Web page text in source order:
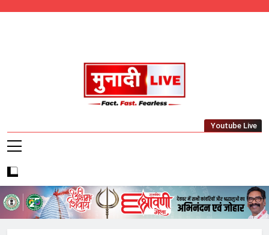
Munadi Live – Jharkhand's Leading Local
Youtube Live